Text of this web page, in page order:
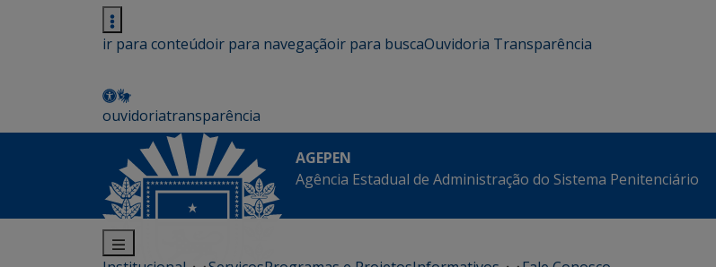
ir para conteúdoir para navegaçãoir para buscaOuvidoria Transparência
ouvidoriatransparência
AGEPEN
Agência Estadual de Administração do Sistema Penitenciário